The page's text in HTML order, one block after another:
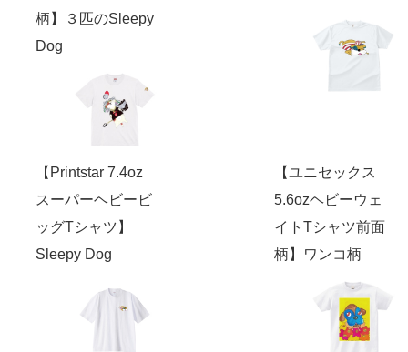
柄】３匹のSleepy
Dog
【Printstar 7.4oz
スーパーヘビービ
ッグTシャツ】
Sleepy Dog
【ユニセックス
5.6ozヘビーウェ
イトTシャツ前面
柄】ワンコ柄